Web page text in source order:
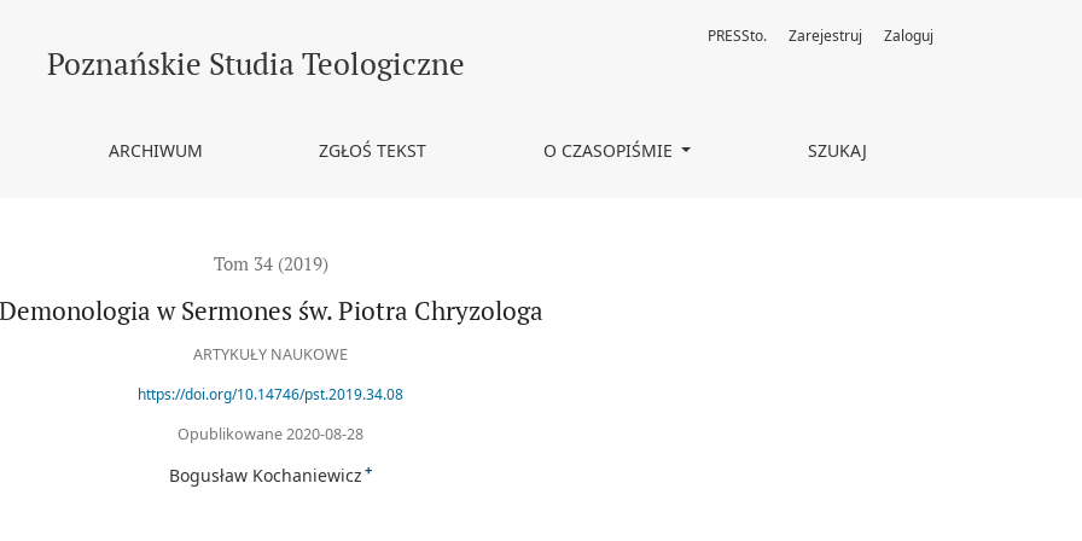
Poznańskie Studia Teologiczne
ARCHIWUM ZGŁOŚ TEKST O CZASOPIŚMIE SZUKAJ
PRESSto. Zarejestruj Zaloguj
Tom 34 (2019)
Demonologia w Sermones św. Piotra Chryzologa
ARTYKUŁY NAUKOWE
https://doi.org/10.14746/pst.2019.34.08
Opublikowane 2020-08-28
Bogusław Kochaniewicz +